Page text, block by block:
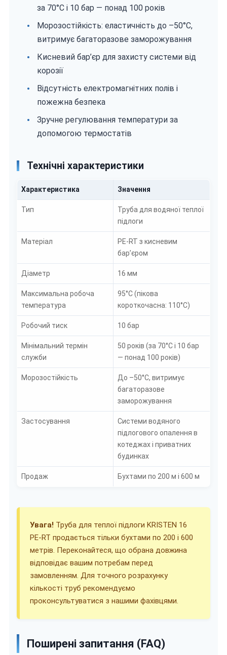
за 70°C і 10 бар — понад 100 років
Морозостійкість: еластичність до –50°C,
витримує багаторазове заморожування
Кисневий бар’єр для захисту системи від
корозії
Відсутність електромагнітних полів і
пожежна безпека
Зручне регулювання температури за
допомогою термостатів
Технічні характеристики
Характеристика Значення
Тип
Труба для водяної теплої
підлоги
Матеріал
PE-RT з кисневим
бар’єром
Діаметр 16 мм
Максимальна робоча
температура
95°C (пікова
короткочасна: 110°C)
Робочий тиск 10 бар
Мінімальний термін
служби
50 років (за 70°C і 10 бар
— понад 100 років)
Морозостійкість
До –50°C, витримує
багаторазове
заморожування
Застосування
Системи водяного
підлогового опалення в
котеджах і приватних
будинках
Продаж Бухтами по 200 м і 600 м
Увага! Труба для теплої підлоги KRISTEN 16
PE-RT продається тільки бухтами по 200 і 600
метрів. Переконайтеся, що обрана довжина
відповідає вашим потребам перед
замовленням. Для точного розрахунку
кількості труб рекомендуємо
проконсультуватися з нашими фахівцями.
Поширені запитання (FAQ)